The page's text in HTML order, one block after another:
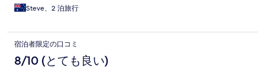
Steve、2 泊旅行
宿泊者限定の口コミ
8/10 (とても良い)